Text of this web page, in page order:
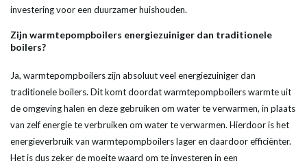
investering voor een duurzamer huishouden.
Zijn warmtepompboilers energiezuiniger dan traditionele
boilers?
Ja, warmtepompboilers zijn absoluut veel energiezuiniger dan
traditionele boilers. Dit komt doordat warmtepompboilerswarmteuit
de omgeving halen en deze gebruiken om waterte verwarmen, in plaats
van zelfenergiete verbruiken om waterte verwarmen. Hierdoor is het
energieverbruik van warmtepompboilers lager en daardoor efficiënter.
Het is dus zeker de moeite waard om te investeren in een